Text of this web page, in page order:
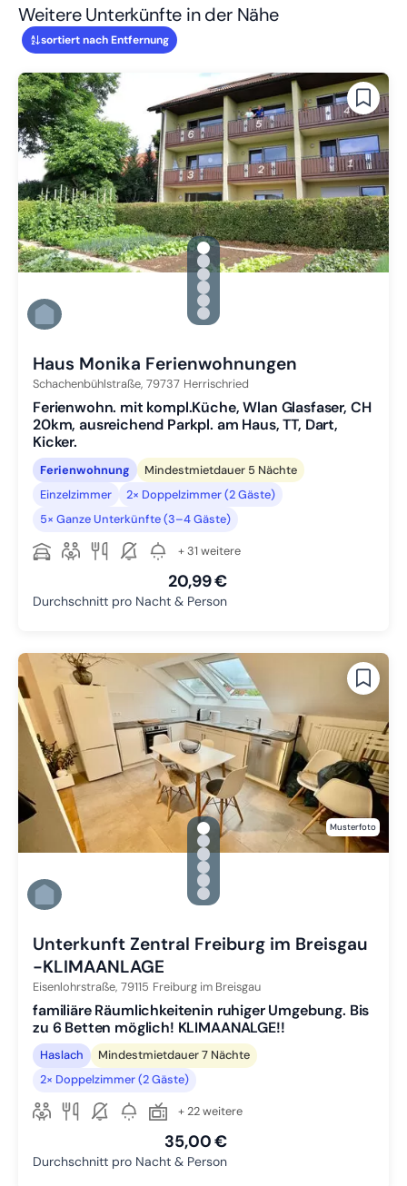
Weitere Unterkünfte in der Nähe
sortiert nach Entfernung
gallery.slide_selector
Zu Slide 1 wechseln
Zu Slide 2 wechseln
Zu Slide 3 wechseln
Zu Slide 4 wechseln
Zu Slide 5 wechseln
Zu Slide 6 wechseln
Haus Monika Ferienwohnungen
Schachenbühlstraße, 79737 Herrischried
Ferienwohn. mit kompl.Küche, Wlan Glasfaser, CH
20km, ausreichend Parkpl. am Haus, TT, Dart,
Kicker.
Ferienwohnung
Mindestmietdauer 5 Nächte
Einzelzimmer
2× Doppelzimmer (2 Gäste)
5× Ganze Unterkünfte (3–4 Gäste)
+ 31 weitere
20,99 €
Durchschnitt pro Nacht & Person
Musterfoto
gallery.slide_selector
Zu Slide 1 wechseln
Zu Slide 2 wechseln
Zu Slide 3 wechseln
Zu Slide 4 wechseln
Zu Slide 5 wechseln
Zu Slide 6 wechseln
Unterkunft Zentral Freiburg im Breisgau
-KLIMAANLAGE
Eisenlohrstraße, 79115 Freiburg im Breisgau
familiäre Räumlichkeitenin ruhiger Umgebung. Bis
zu 6 Betten möglich! KLIMAANALGE!!
Haslach
Mindestmietdauer 7 Nächte
2× Doppelzimmer (2 Gäste)
+ 22 weitere
35,00 €
Durchschnitt pro Nacht & Person